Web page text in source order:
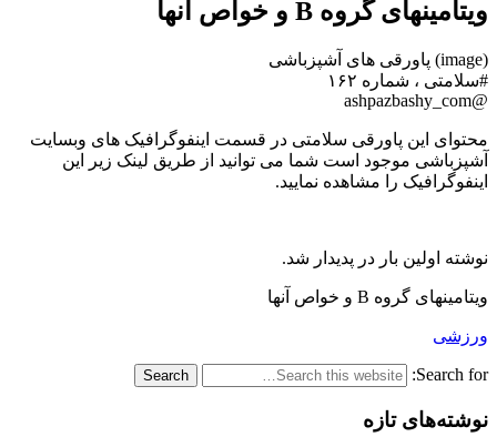
ویتامینهای گروه B و خواص آنها
(image) پاورقی های آشپزباشی
#سلامتی ، شماره ۱۶۲
@ashpazbashy_com
محتوای این پاورقی سلامتی در قسمت اینفوگرافیک های وبسایت
آشپزباشی موجود است شما می توانید از طریق لینک زیر این
اینفوگرافیک را مشاهده نمایید.
نوشته اولین بار در پدیدار شد.
ویتامینهای گروه B و خواص آنها
ورزشی
Search for:
نوشته‌های تازه